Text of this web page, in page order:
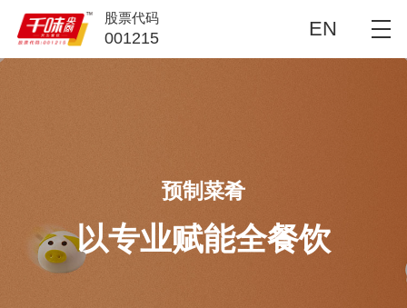
股票代码
001215 EN
预制菜肴
以专业赋能全餐饮